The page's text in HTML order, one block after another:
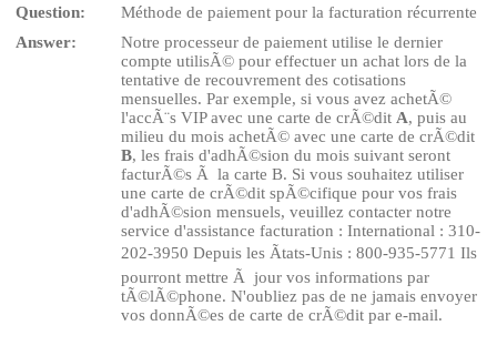
Question:
Méthode de paiement pour la facturation récurrente
Answer:
Notre processeur de paiement utilise le dernier
compte utilisÃ© pour effectuer un achat lors de la
tentative de recouvrement des cotisations
mensuelles. Par exemple, si vous avez achetÃ©
l'accÃ¨s VIP avec une carte de crÃ©dit A, puis au
milieu du mois achetÃ© avec une carte de crÃ©dit
B, les frais d'adhÃ©sion du mois suivant seront
facturÃ©s Ã la carte B. Si vous souhaitez utiliser
une carte de crÃ©dit spÃ©cifique pour vos frais
d'adhÃ©sion mensuels, veuillez contacter notre
service d'assistance facturation : International : 310-
202-3950 Depuis les Ãtats-Unis : 800-935-5771 Ils
pourront mettre Ã jour vos informations par
tÃ©lÃ©phone. N'oubliez pas de ne jamais envoyer
vos donnÃ©es de carte de crÃ©dit par e-mail.
LIMITED TIME OFFER!